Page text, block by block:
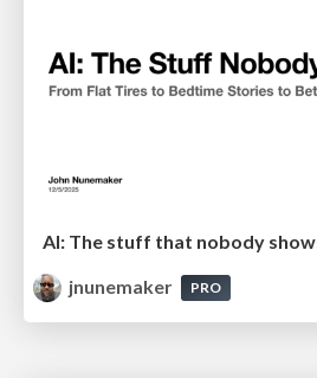
AI: The stuff that nobody
jnunemaker
PRO